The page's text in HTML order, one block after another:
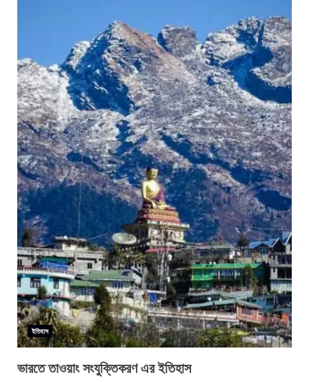
ইতিহাস
ভারতে তাওয়াং সংযুক্তিকরণ এর ইতিহাস